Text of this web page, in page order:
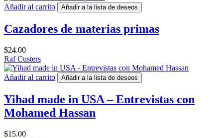
Añadir al carrito Añadir a la lista de deseos
Cazadores de materias primas
$24.00
Raf Custers
Añadir al carrito Añadir a la lista de deseos
Yihad made in USA – Entrevistas con
Mohamed Hassan
$15.00